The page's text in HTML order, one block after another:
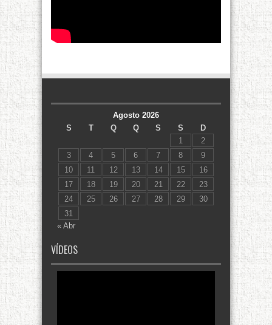
Agosto 2026
S
T Q Q S S
D
1
2
3
4 5 6 7 8
9
10
11 12 13 14 15
16
17
18 19 20 21 22
23
24
25 26 27 28 29
30
31
« Abr
VÍDEOS